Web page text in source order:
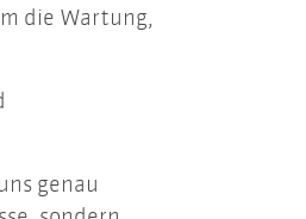
die Wartung,
genau